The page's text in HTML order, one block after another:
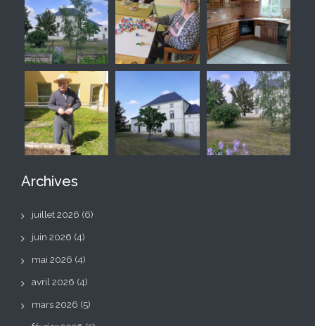
Archives
juillet 2026 (6)
juin 2026 (4)
mai 2026 (4)
avril 2026 (4)
mars 2026 (5)